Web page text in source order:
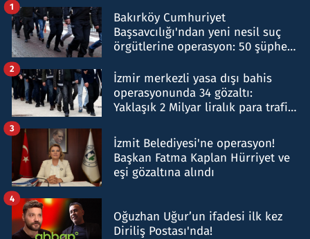
Bakırköy Cumhuriyet
Başsavcılığı'ndan yeni nesil suç
örgütlerine operasyon: 50 şüpheli
1
İzmir merkezli yasa dışı bahis
operasyonunda 34 gözaltı:
Yaklaşık 2 Milyar liralık para trafiği
2
İzmit Belediyesi'ne operasyon!
Başkan Fatma Kaplan Hürriyet ve
eşi gözaltına alındı
3
Oğuzhan Uğur’un ifadesi ilk kez
Diriliş Postası'nda!
4